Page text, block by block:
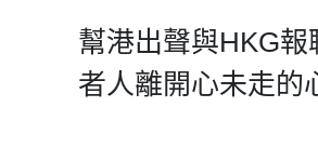
幫港出聲與HKG
者人離開心未走的